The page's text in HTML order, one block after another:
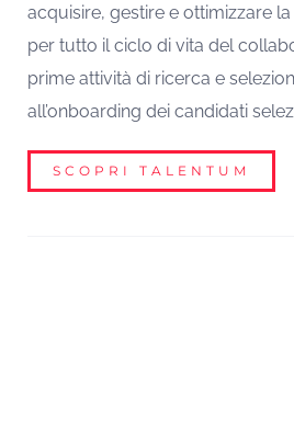
acquisire, gestire e ottimizzare
per tutto il ciclo di vita del
prime attività di ricerca e
all’onboarding dei candidati
SCOPRI TALENTUM